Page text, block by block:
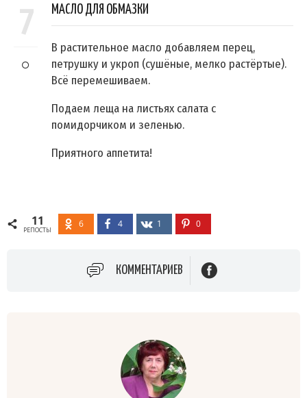
7 МАСЛО ДЛЯ ОБМАЗКИ
В растительное масло добавляем перец,
петрушку и укроп (сушёные, мелко растёртые).
Всё перемешиваем.
Подаем леща на листьях салата с
помидорчиком и зеленью.
Приятного аппетита!
11
РЕПОСТЫ
6 4 1 0
КОММЕНТАРИЕВ